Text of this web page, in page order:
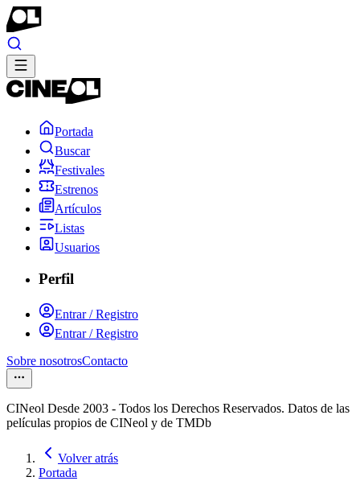
Portada
Buscar
Festivales
Estrenos
Artículos
Listas
Usuarios
Perfil
Entrar / Registro
Entrar / Registro
Sobre nosotrosContacto
CINeol Desde 2003 - Todos los Derechos Reservados. Datos de las
películas propios de CINeol y de TMDb
Volver atrás
Portada